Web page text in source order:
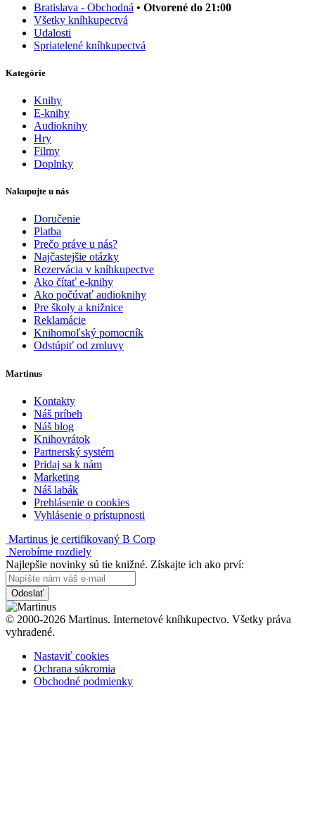
Bratislava - Obchodná • Otvorené do 21:00
Všetky kníhkupectvá
Udalosti
Spriatelené kníhkupectvá
Kategórie
Knihy
E-knihy
Audioknihy
Hry
Filmy
Doplnky
Nakupujte u nás
Doručenie
Platba
Prečo práve u nás?
Najčastejšie otázky
Rezervácia v kníhkupectve
Ako čítať e-knihy
Ako počúvať audioknihy
Pre školy a knižnice
Reklamácie
Knihomoľský pomocník
Odstúpiť od zmluvy
Martinus
Kontakty
Náš príbeh
Náš blog
Knihovrátok
Partnerský systém
Pridaj sa k nám
Marketing
Náš labák
Prehlásenie o cookies
Vyhlásenie o prístupnosti
Martinus je certifikovaný B Corp
Nerobíme rozdiely
Najlepšie novinky sú tie knižné. Získajte ich ako prví:
Odoslať
© 2000-2026 Martinus. Internetové kníhkupectvo. Všetky práva
vyhradené.
Nastaviť cookies
Ochrana súkromia
Obchodné podmienky